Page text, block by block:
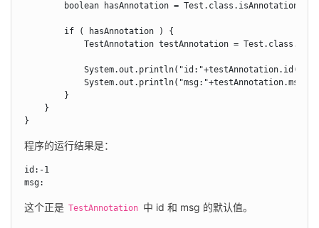
boolean hasAnnotation =
        if ( hasAnnotation ) {
TestAnnotation testAnnotation =
            System.out.println("id:"+testAnnotation.id());
        }
    }
}
程序的运行结果是：
id:-1
msg:
这个正是 TestAnnotation 中 id 和 msg 的默认值。